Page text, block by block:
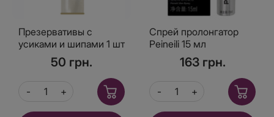
Презервативы с
усиками и шипами 1 шт
желтая пачка50 грн.
Спрей пролонгатор
Peineili 15 мл
163 грн.